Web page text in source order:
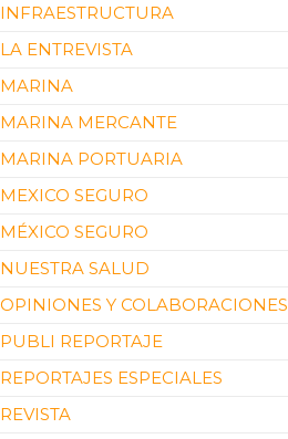
INFRAESTRUCTURA
LA ENTREVISTA
MARINA
MARINA MERCANTE
MARINA PORTUARIA
MEXICO SEGURO
MÉXICO SEGURO
NUESTRA SALUD
OPINIONES Y COLABORACIONES
PUBLI REPORTAJE
REPORTAJES ESPECIALES
REVISTA